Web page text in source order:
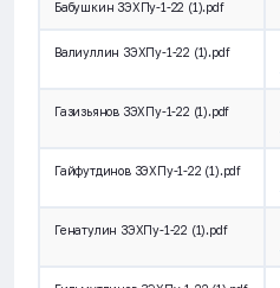
Бабушкин ЗЭХПу-1-22 (1).pdf
Валиуллин ЗЭХПу-1-22 (1).pdf
Газизьянов ЗЭХПу-1-22 (1).pdf
Гайфутдинов ЗЭХПу-1-22 (1).pdf
Генатулин ЗЭХПу-1-22 (1).pdf